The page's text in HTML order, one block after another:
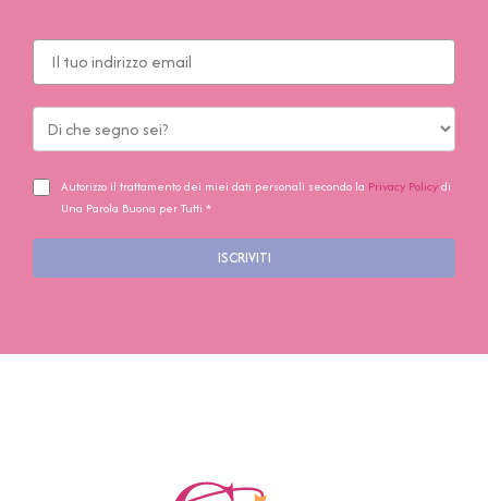
Autorizzo il trattamento dei miei dati personali secondo la Privacy Policydi
Una Parola Buona per Tutti *
ISCRIVITI